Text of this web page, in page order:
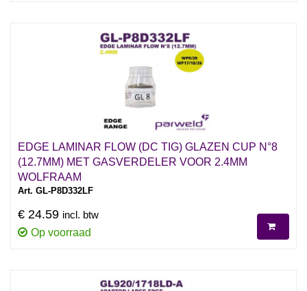
EDGE LAMINAR FLOW (DC TIG) GLAZEN CUP N°8
(12.7MM) MET GASVERDELER VOOR 2.4MM
WOLFRAAM
Art. GL-P8D332LF
€ 24.59 incl. btw
Op voorraad